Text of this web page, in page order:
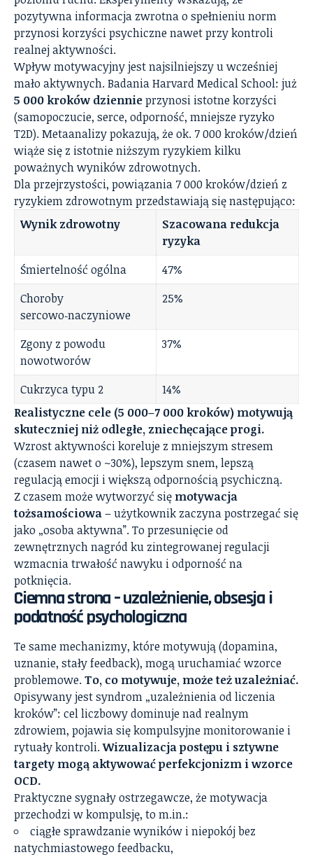
pozytywna informacja zwrotna o spełnieniu norm
przynosi korzyści psychiczne nawet przy kontroli
realnej aktywności.
Wpływ motywacyjny jest najsilniejszy u wcześniej
mało aktywnych. Badania Harvard Medical School: już
5 000 kroków dziennieprzynosi istotne korzyści
(samopoczucie, serce, odporność, mniejsze ryzyko
T2D). Metaanalizy pokazują, że ok. 7 000 kroków/dzień
wiąże się z istotnie niższym ryzykiem kilku
poważnych wyników zdrowotnych.
Dla przejrzystości, powiązania 7 000 kroków/dzień z
ryzykiem zdrowotnym przedstawiają się następująco:
Wynik zdrowotny
Szacowana redukcja
ryzyka
Śmiertelność ogólna
47%
Choroby
sercowo‑naczyniowe
25%
Zgony z powodu
nowotworów
37%
Cukrzyca typu 2
14%
Realistyczne cele (5 000–7 000 kroków) motywują
skuteczniej niż odległe, zniechęcające progi.
Wzrost aktywności koreluje z mniejszym stresem
(czasem nawet o ~30%), lepszym snem, lepszą
regulacją emocji i większą odpornością psychiczną.
Z czasem może wytworzyć się motywacja
tożsamościowa– użytkownik zaczyna postrzegać się
jako „osoba aktywna”. To przesunięcie od
zewnętrznych nagród ku zintegrowanej regulacji
wzmacnia trwałość nawyku i odporność na
potknięcia.
Ciemna strona – uzależnienie, obsesja i
podatność psychologiczna
Te same mechanizmy, które motywują (dopamina,
uznanie, stały feedback), mogą uruchamiać wzorce
problemowe.To, co motywuje, może też uzależniać.
Opisywany jest syndrom „uzależnienia od liczenia
kroków”: cel liczbowy dominuje nad realnym
zdrowiem, pojawia się kompulsyjne monitorowanie i
rytuały kontroli.Wizualizacja postępu i sztywne
targety mogą aktywować perfekcjonizm i wzorce
OCD.
Praktyczne sygnały ostrzegawcze, że motywacja
przechodzi w kompulsję, to m.in.:
ciągłe sprawdzanie wyników i niepokój bez
natychmiastowego feedbacku,